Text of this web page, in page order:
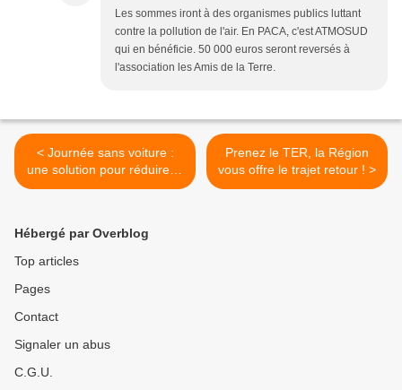
Les sommes iront à des organismes publics luttant
contre la pollution de l'air. En PACA, c'est ATMOSUD
qui en bénéficie. 50 000 euros seront reversés à
l'association les Amis de la Terre.
< Journée sans voiture :
une solution pour réduire la
demande en pétrole
Prenez le TER, la Région
vous offre le trajet retour ! >
Hébergé par Overblog
Top articles
Pages
Contact
Signaler un abus
C.G.U.